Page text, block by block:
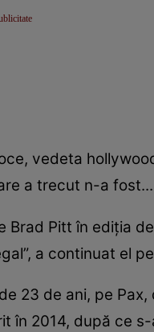
vedeta
a trecut n-a
Pitt în ediția de
a continuat el
23 de ani, pe Pax,
în 2014, după ce